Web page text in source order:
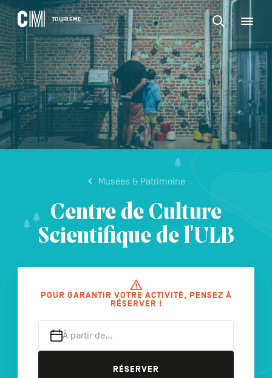
CONTENU
CM
Tourisme
TOURISME
Navigation
principale
Rechercher
une
activité,
un
logement…
Rechercher
une
activité,
un
logement…
VALIDER
Musées & Patrimoine
Centre de Culture
Scientifique de l'ULB
POUR GARANTIR VOTRE ACTIVITÉ, PENSEZ À
RÉSERVER !
À partir de…
RÉSERVER